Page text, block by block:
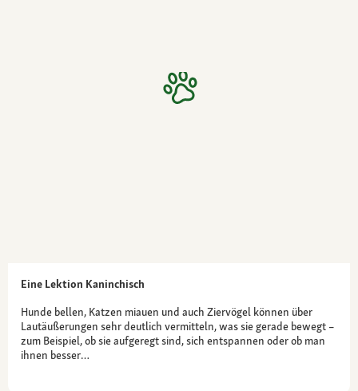
Eine Lektion Kaninchisch
Hunde bellen, Katzen miauen und auch Ziervögel können über
Lautäußerungen sehr deutlich vermitteln, was sie gerade bewegt –
zum Beispiel, ob sie aufgeregt sind, sich entspannen oder ob man
ihnen besser…